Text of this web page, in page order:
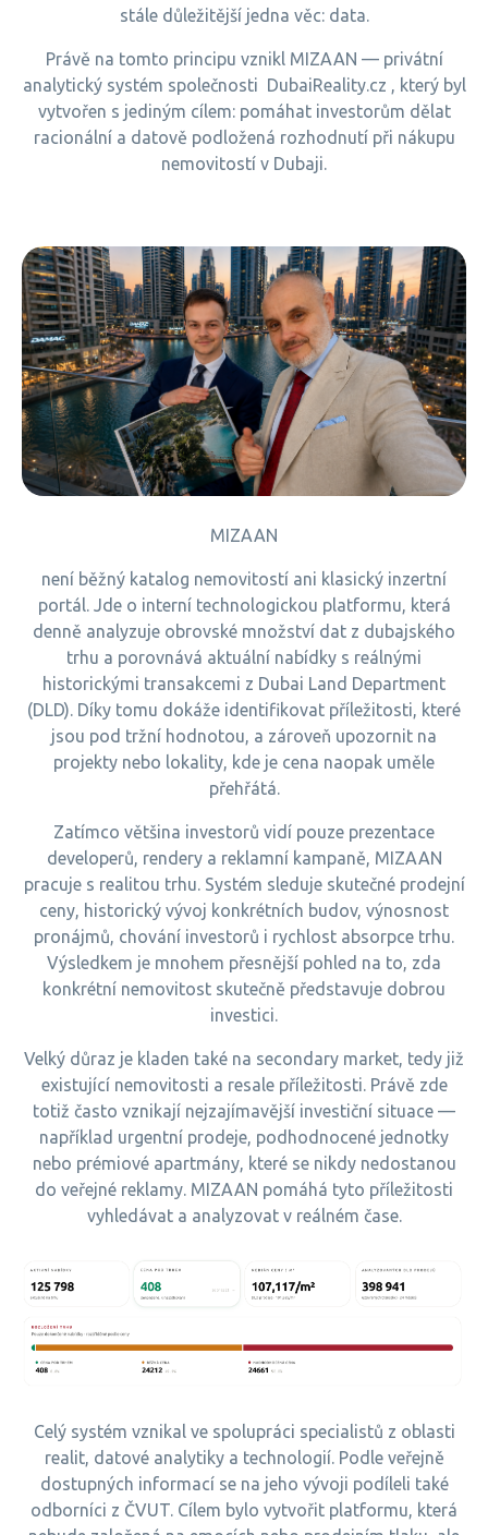
stále důležitější jedna věc: data.
Právě na tomto principu vznikl MIZAAN — privátní
analytický systém společnosti DubaiReality.cz , který byl
vytvořen s jediným cílem: pomáhat investorům dělat
racionální a datově podložená rozhodnutí při nákupu
nemovitostí v Dubaji.
MIZAAN
není běžný katalog nemovitostí ani klasický inzertní
portál. Jde o interní technologickou platformu, která
denně analyzuje obrovské množství dat z dubajského
trhu a porovnává aktuální nabídky s reálnými
historickými transakcemi z Dubai Land Department
(DLD). Díky tomu dokáže identifikovat příležitosti, které
jsou pod tržní hodnotou, a zároveň upozornit na
projekty nebo lokality, kde je cena naopak uměle
přehřátá.
Zatímco většina investorů vidí pouze prezentace
developerů, rendery a reklamní kampaně, MIZAAN
pracuje s realitou trhu. Systém sleduje skutečné prodejní
ceny, historický vývoj konkrétních budov, výnosnost
pronájmů, chování investorů i rychlost absorpce trhu.
Výsledkem je mnohem přesnější pohled na to, zda
konkrétní nemovitost skutečně představuje dobrou
investici.
Velký důraz je kladen také na secondary market, tedy již
existující nemovitosti a resale příležitosti. Právě zde
totiž často vznikají nejzajímavější investiční situace —
například urgentní prodeje, podhodnocené jednotky
nebo prémiové apartmány, které se nikdy nedostanou
do veřejné reklamy. MIZAAN pomáhá tyto příležitosti
vyhledávat a analyzovat v reálném čase.
Celý systém vznikal ve spolupráci specialistů z oblasti
realit, datové analytiky a technologií. Podle veřejně
dostupných informací se na jeho vývoji podíleli také
odborníci z ČVUT. Cílem bylo vytvořit platformu, která